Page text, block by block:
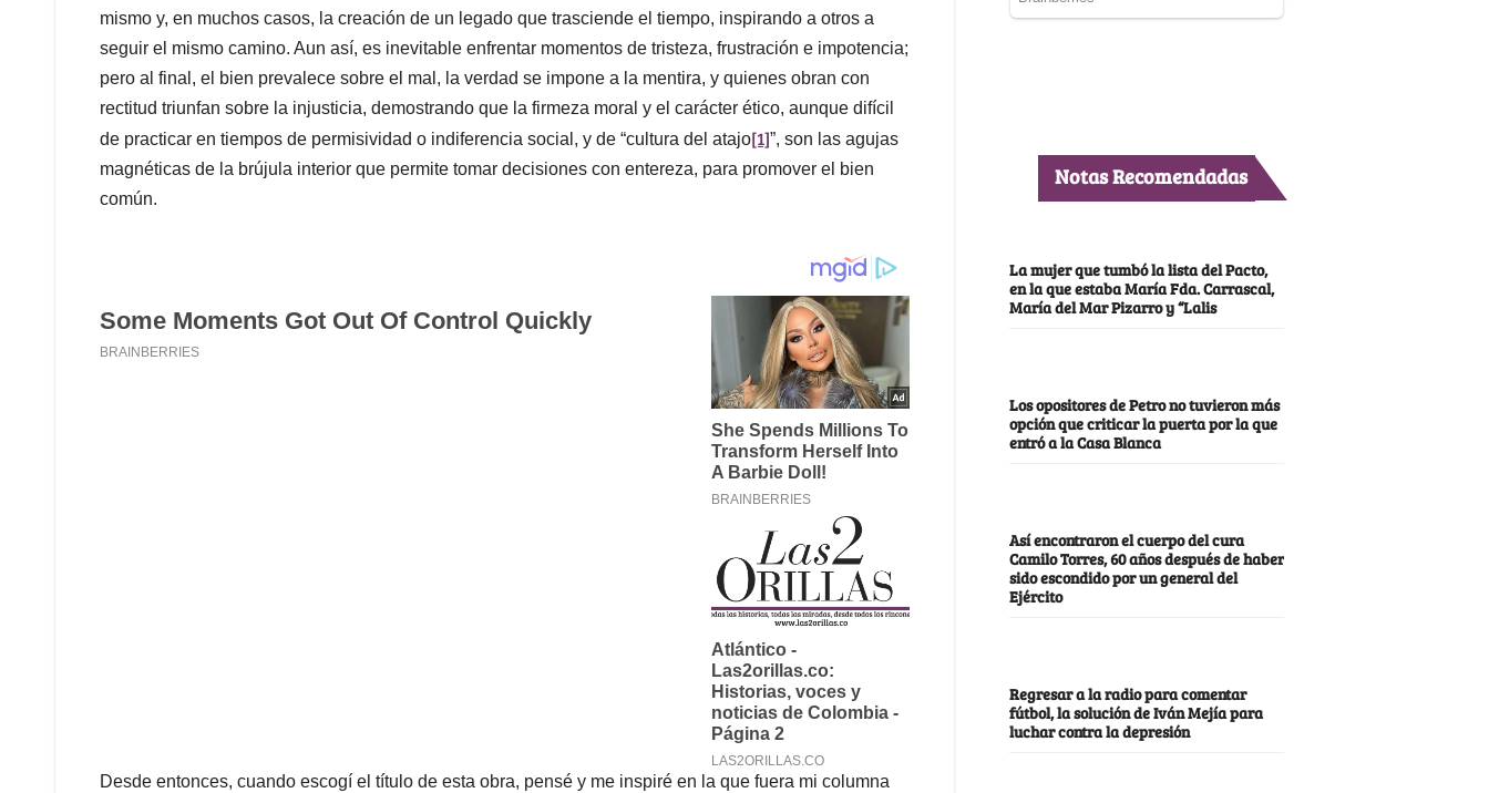
mismo y, en muchos casos, la creación de un legado que trasciende el tiempo, inspirando a otros a
seguir el mismo camino. Aun así, es inevitable enfrentar momentos de tristeza, frustración e impotencia;
pero al final, el bien prevalece sobre el mal, la verdad se impone a la mentira, y quienes obran con
rectitud triunfan sobre la injusticia, demostrando que la firmeza moral y el carácter ético, aunque difícil
de practicar en tiempos de permisividad o indiferencia social, y de “cultura del atajo[1]”, son las agujas
magnéticas de la brújula interior que permite tomar decisiones con entereza, para promover el bien
común.
Desde entonces, cuando escogí el título de esta obra, pensé y me inspiré en la que fuera mi columna
Notas Recomendadas
La mujer que tumbó la lista del Pacto,
en la que estaba María Fda. Carrascal,
María del Mar Pizarro y “Lalis
Los opositores de Petro no tuvieron más
opción que criticar la puerta por la que
entró a la Casa Blanca
Así encontraron el cuerpo del cura
Camilo Torres, 60 años después de haber
sido escondido por un general del
Ejército
Regresar a la radio para comentar
fútbol, la solución de Iván Mejía para
luchar contra la depresión